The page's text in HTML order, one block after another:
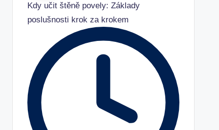
Kdy učit štěně povely: Základy
poslušnosti krok za krokem